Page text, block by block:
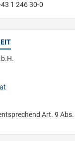
1 246 30-0
Art. 9 Abs.